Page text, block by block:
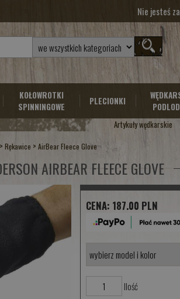
Nie jesteś
KOŁOWROTKI
SPINNINGOWE
PLECIONKI
Artykuły wędkarskie
>Rękawice >AirBear Fleece Glove
AIRBEAR FLEECE GLOVE
CENA: 187.00 PLN
Ilość